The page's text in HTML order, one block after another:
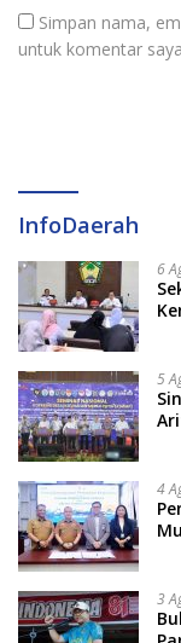
Simpan nama,
untuk komentar
InfoDaerah
6
5
4
3